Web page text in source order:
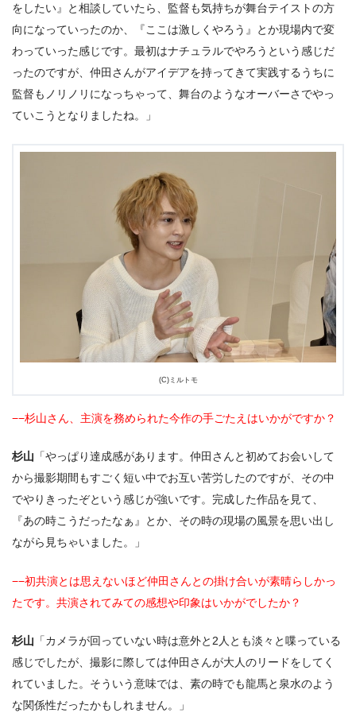
をしたい』と相談していたら、監督も気持ちが舞台テイストの方
向になっていったのか、『ここは激しくやろう』とか現場内で変
わっていった感じです。最初はナチュラルでやろうという感じだ
ったのですが、仲田さんがアイデアを持ってきて実践するうちに
監督もノリノリになっちゃって、舞台のようなオーバーさでやっ
ていこうとなりましたね。」
(C)ミルトモ
−−杉山さん、主演を務められた今作の手ごたえはいかがですか？
杉山 「やっぱり達成感があります。仲田さんと初めてお会いして
から撮影期間もすごく短い中でお互い苦労したのですが、その中
でやりきったぞという感じが強いです。完成した作品を見て、
『あの時こうだったなぁ』とか、その時の現場の風景を思い出し
ながら見ちゃいました。」
−−初共演とは思えないほど仲田さんとの掛け合いが素晴らしかっ
たです。共演されてみての感想や印象はいかがでしたか？
杉山 「カメラが回っていない時は意外と2人とも淡々と喋っている
感じでしたが、撮影に際しては仲田さんが大人のリードをしてく
れていました。そういう意味では、素の時でも龍馬と泉水のよう
な関係性だったかもしれません。」